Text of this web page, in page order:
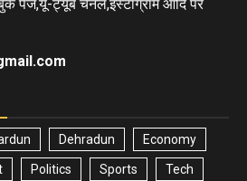
पेज,यू-ट्यूब चैनल,इंस्टाग्राम आदि पर
Dehradun Economy
Politics Sports Tech